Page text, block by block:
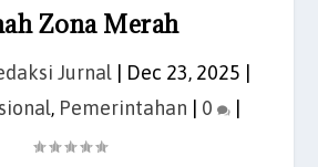
Zona Merah
Jurnal Dec 23, 2025
, Pemerintahan 0